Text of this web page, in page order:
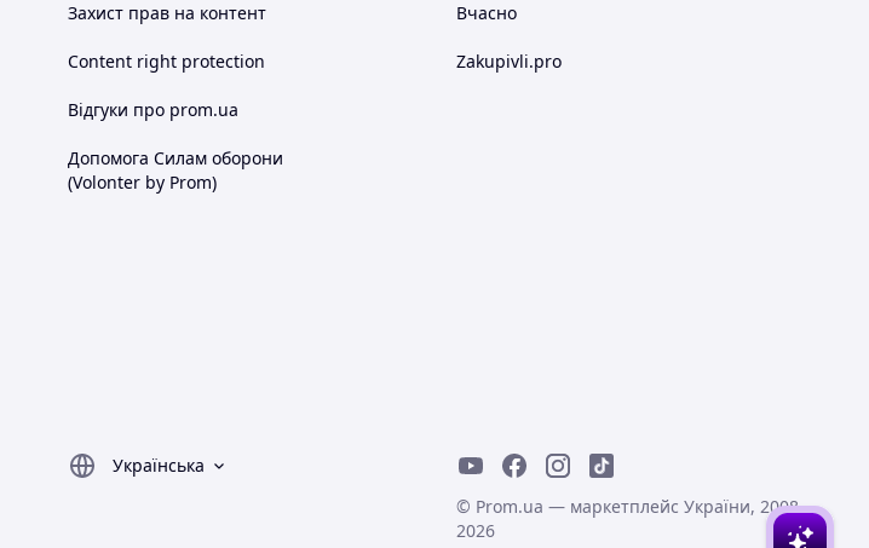
Захист прав на контент
Content right protection
Відгуки про prom.ua
Допомога Силам оборони
(Volonter by Prom)
Вчасно
Zakupivli.pro
Українська
© Prom.ua — маркетплейс України, 2008-
2026